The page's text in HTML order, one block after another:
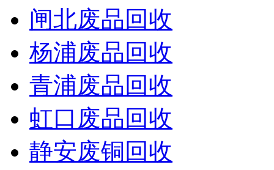
闸北废品回收
杨浦废品回收
青浦废品回收
虹口废品回收
静安废铜回收